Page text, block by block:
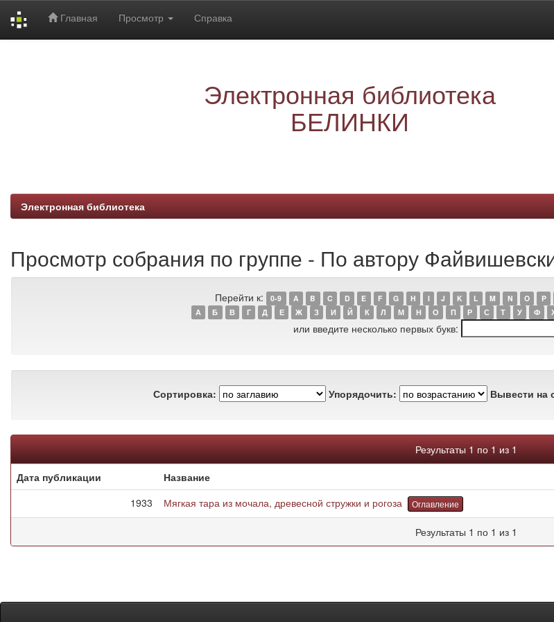
Главная Просмотр Справка
Электронная библиотека
БЕЛИНКИ
Электронная библиотека
Просмотр собрания по группе - По автору
Перейти к: 0-9 A B C D E F G H I J K L M N O P
А
Б В Г Д Е Ж З И Й К Л М Н О П Р С Т У Ф
или введите несколько первых букв:
Сортировка: Упорядочить: Вывести на
Результаты 1 по 1 из 1
Дата публикации
Название
1933
Мягкая тара из мочала, древесной стружки и рогоза Оглавление
Результаты 1 по 1 из 1